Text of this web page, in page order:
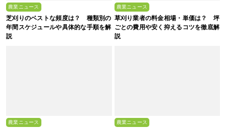
農業ニュース
芝刈りのベストな頻度は？ 種類別の
年間スケジュールや具体的な手順を解
説
農業ニュース
草刈り業者の料金相場・単価は？ 坪
ごとの費用や安く抑えるコツを徹底解
説
農業ニュース 農業ニュース